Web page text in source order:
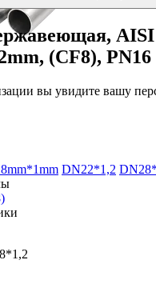
AISI
(CF8), PN16
вы увидите вашу
DN22*1,2